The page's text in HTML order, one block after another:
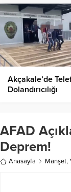
Akçakale’de
Dolandırıcılığı
AFAD
Deprem!
Anasayfa Manşet,